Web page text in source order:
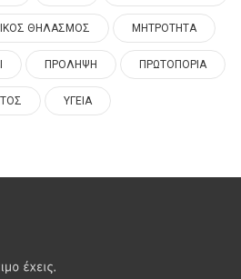
ΘΗΛΑΣΜΟΣ ΜΗΤΡΟΤΗΤΑ
ΠΡΟΛΗΨΗ ΠΡΩΤΟΠΟΡΙΑ
ΥΓΕΙΑ